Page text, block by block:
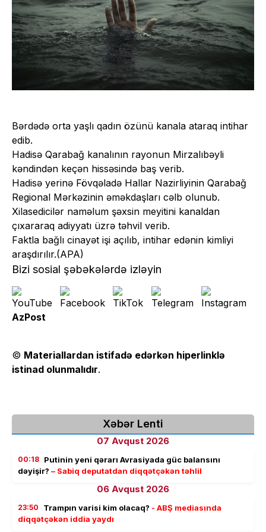
Bərdədə orta yaşlı qadın özünü kanala ataraq intihar
edib.
Hadisə Qarabağ kanalının rayonun Mirzalıbəyli
kəndindən keçən hissəsində baş verib.
Hadisə yerinə Fövqəladə Hallar Nazirliyinin Qarabağ
Regional Mərkəzinin əməkdaşları cəlb olunub.
Xilasedicilər naməlum şəxsin meyitini kanaldan
çıxararaq adiyyatı üzrə təhvil verib.
Faktla bağlı cinayət işi açılıb, intihar edənin kimliyi
araşdırılır.(APA)
Bizi sosial şəbəkələrdə izləyin
AzPost
© Materiallardan istifadə edərkən hiperlinklə
istinad olunmalıdır.
Xəbər Lenti
07 Avqust 2026
00:18 Putinin yeni qərarı Avrasiyada güc balansını
dəyişir? – Sabiq deputatdan diqqətçəkən təhlil
06 Avqust 2026
23:50 Trampın varisi kim olacaq? - ABŞ mediasında
diqqətçəkən iddia yaydı